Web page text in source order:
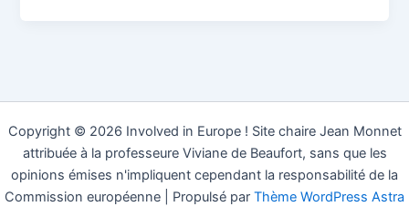
Copyright © 2026 Involved in Europe ! Site chaire Jean Monnet
attribuée à la professeure Viviane de Beaufort, sans que les
opinions émises n'impliquent cependant la responsabilité de la
Commission européenne | Propulsé par Thème WordPress Astra